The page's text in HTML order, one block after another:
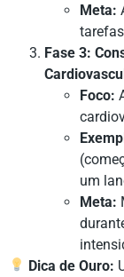
Meta:
Fase 3:
Foco:
um
Meta:
Dica de Ouro: